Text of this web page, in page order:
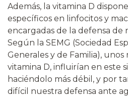
Además, la vitamina D
específicos en linfocitos y
encargadas de la defensa de
Según la SEMG (Sociedad
Generales y de Familia), unos
vitamina D, influirían en este
haciéndolo más débil, y por
difícil nuestra defensa ante